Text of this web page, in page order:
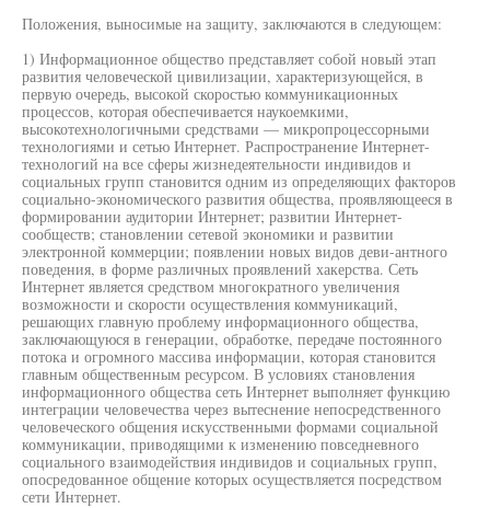
Положения, выносимые на защиту, заключаются в следующем:
1) Информационное общество представляет собой новый этап
развития человеческой цивилизации, характеризующейся, в
первую очередь, высокой скоростью коммуникационных
процессов, которая обеспечивается наукоемкими,
высокотехнологичными средствами — микропроцессорными
технологиями и сетью Интернет. Распространение Интернет-
технологий на все сферы жизнедеятельности индивидов и
социальных групп становится одним из определяющих факторов
социально-экономического развития общества, проявляющееся в
формировании аудитории Интернет; развитии Интернет-
сообществ; становлении сетевой экономики и развитии
электронной коммерции; появлении новых видов деви-антного
поведения, в форме различных проявлений хакерства. Сеть
Интернет является средством многократного увеличения
возможности и скорости осуществления коммуникаций,
решающих главную проблему информационного общества,
заключающуюся в генерации, обработке, передаче постоянного
потока и огромного массива информации, которая становится
главным общественным ресурсом. В условиях становления
информационного общества сеть Интернет выполняет функцию
интеграции человечества через вытеснение непосредственного
человеческого общения искусственными формами социальной
коммуникации, приводящими к изменению повседневного
социального взаимодействия индивидов и социальных групп,
опосредованное общение которых осуществляется посредством
сети Интернет.